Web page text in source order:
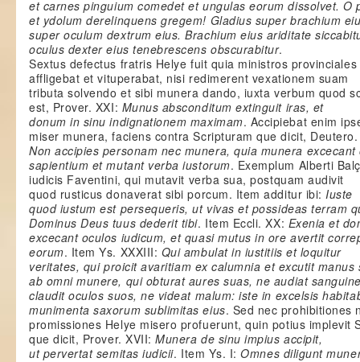
et carnes pinguium comedet et ungulas eorum dissolvet. O
et ydolum derelinquens gregem! Gladius super brachium
super oculum dextrum eius. Brachium eius ariditate
oculus dexter eius tenebrescens obscurabitur.
Sextus defectus fratris Helye fuit quia ministros provinciales
affligebat et vituperabat, nisi redimerent vexationem suam
tributa solvendo et sibi munera dando, iuxta verbum quod
est, Prover. XXI: Munus absconditum extinguit iras, et
donum in sinu indignationem maximam. Accipiebat enim
miser munera, faciens contra Scripturam que dicit,
Non accipies personam nec munera, quia munera excecant
sapientium et mutant verba iustorum. Exemplum Alberti
iudicis Faventini, qui mutavit verba sua, postquam audivit
quod rusticus donaverat sibi porcum. Item additur ibi:Iuste
quod iustum est persequeris, ut vivas et possideas terram
Dominus Deus tuus dederit tibi. Item Eccli. XX: Exenia et
excecant oculos iudicum, et quasi mutus in ore avertit
eorum. Item Ys. XXXIII: Qui ambulat in iustitiis et loquitur
veritates, qui proicit avaritiam ex calumnia et excutit manus
ab omni munere, qui obturat aures suas, ne audiat
claudit oculos suos, ne videat malum: iste in excelsis
munimenta saxorum sublimitas eius. Sed nec prohibitiones
promissiones Helye misero profuerunt, quin potius implevit
que dicit, Prover. XVII:Munera de sinu impius accipit,
ut pervertat semitas iudicii. Item Ys. I:Omnes diligunt